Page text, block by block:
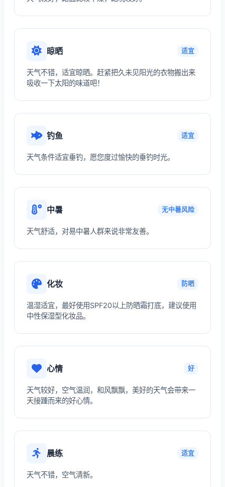
晾晒 适宜
天气不错，适宜晾晒。赶紧把久未见阳光的衣物搬出来
吸收一下太阳的味道吧！
钓鱼 适宜
天气条件适宜垂钓，愿您度过愉快的垂钓时光。
中暑 无中暑风险
天气舒适，对易中暑人群来说非常友善。
化妆 防晒
温湿适宜，最好使用SPF20以上防晒霜打底，建议使用
中性保湿型化妆品。
心情 好
天气较好，空气温润，和风飘飘，美好的天气会带来一
天接踵而来的好心情。
晨练 适宜
天气不错，空气清新。